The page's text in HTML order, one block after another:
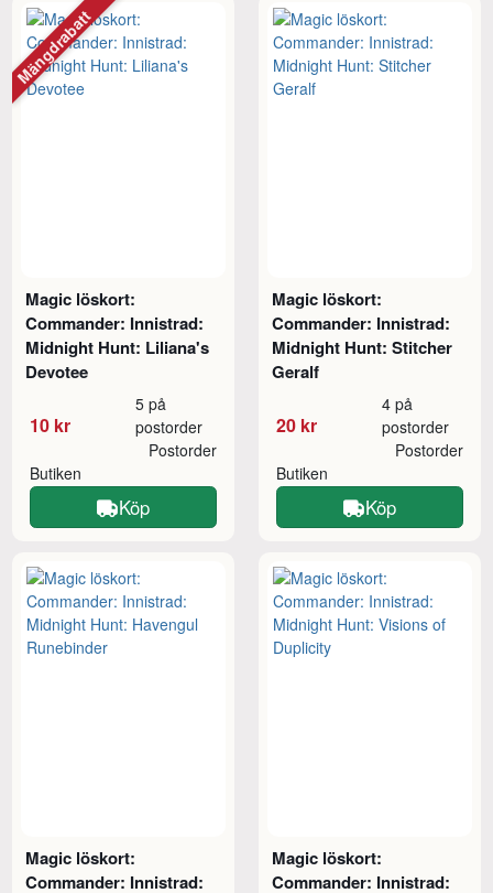
Magic löskort:
Commander: Innistrad:
Midnight Hunt: Liliana's
Devotee
10 kr
5 på
postorder
Butiken
Postorder
Köp
Mängdrabatt
Magic löskort:
Commander: Innistrad:
Midnight Hunt: Stitcher
Geralf
20 kr
4 på
postorder
Butiken
Postorder
Köp
Magic löskort:
Commander: Innistrad:
Magic löskort:
Commander: Innistrad: